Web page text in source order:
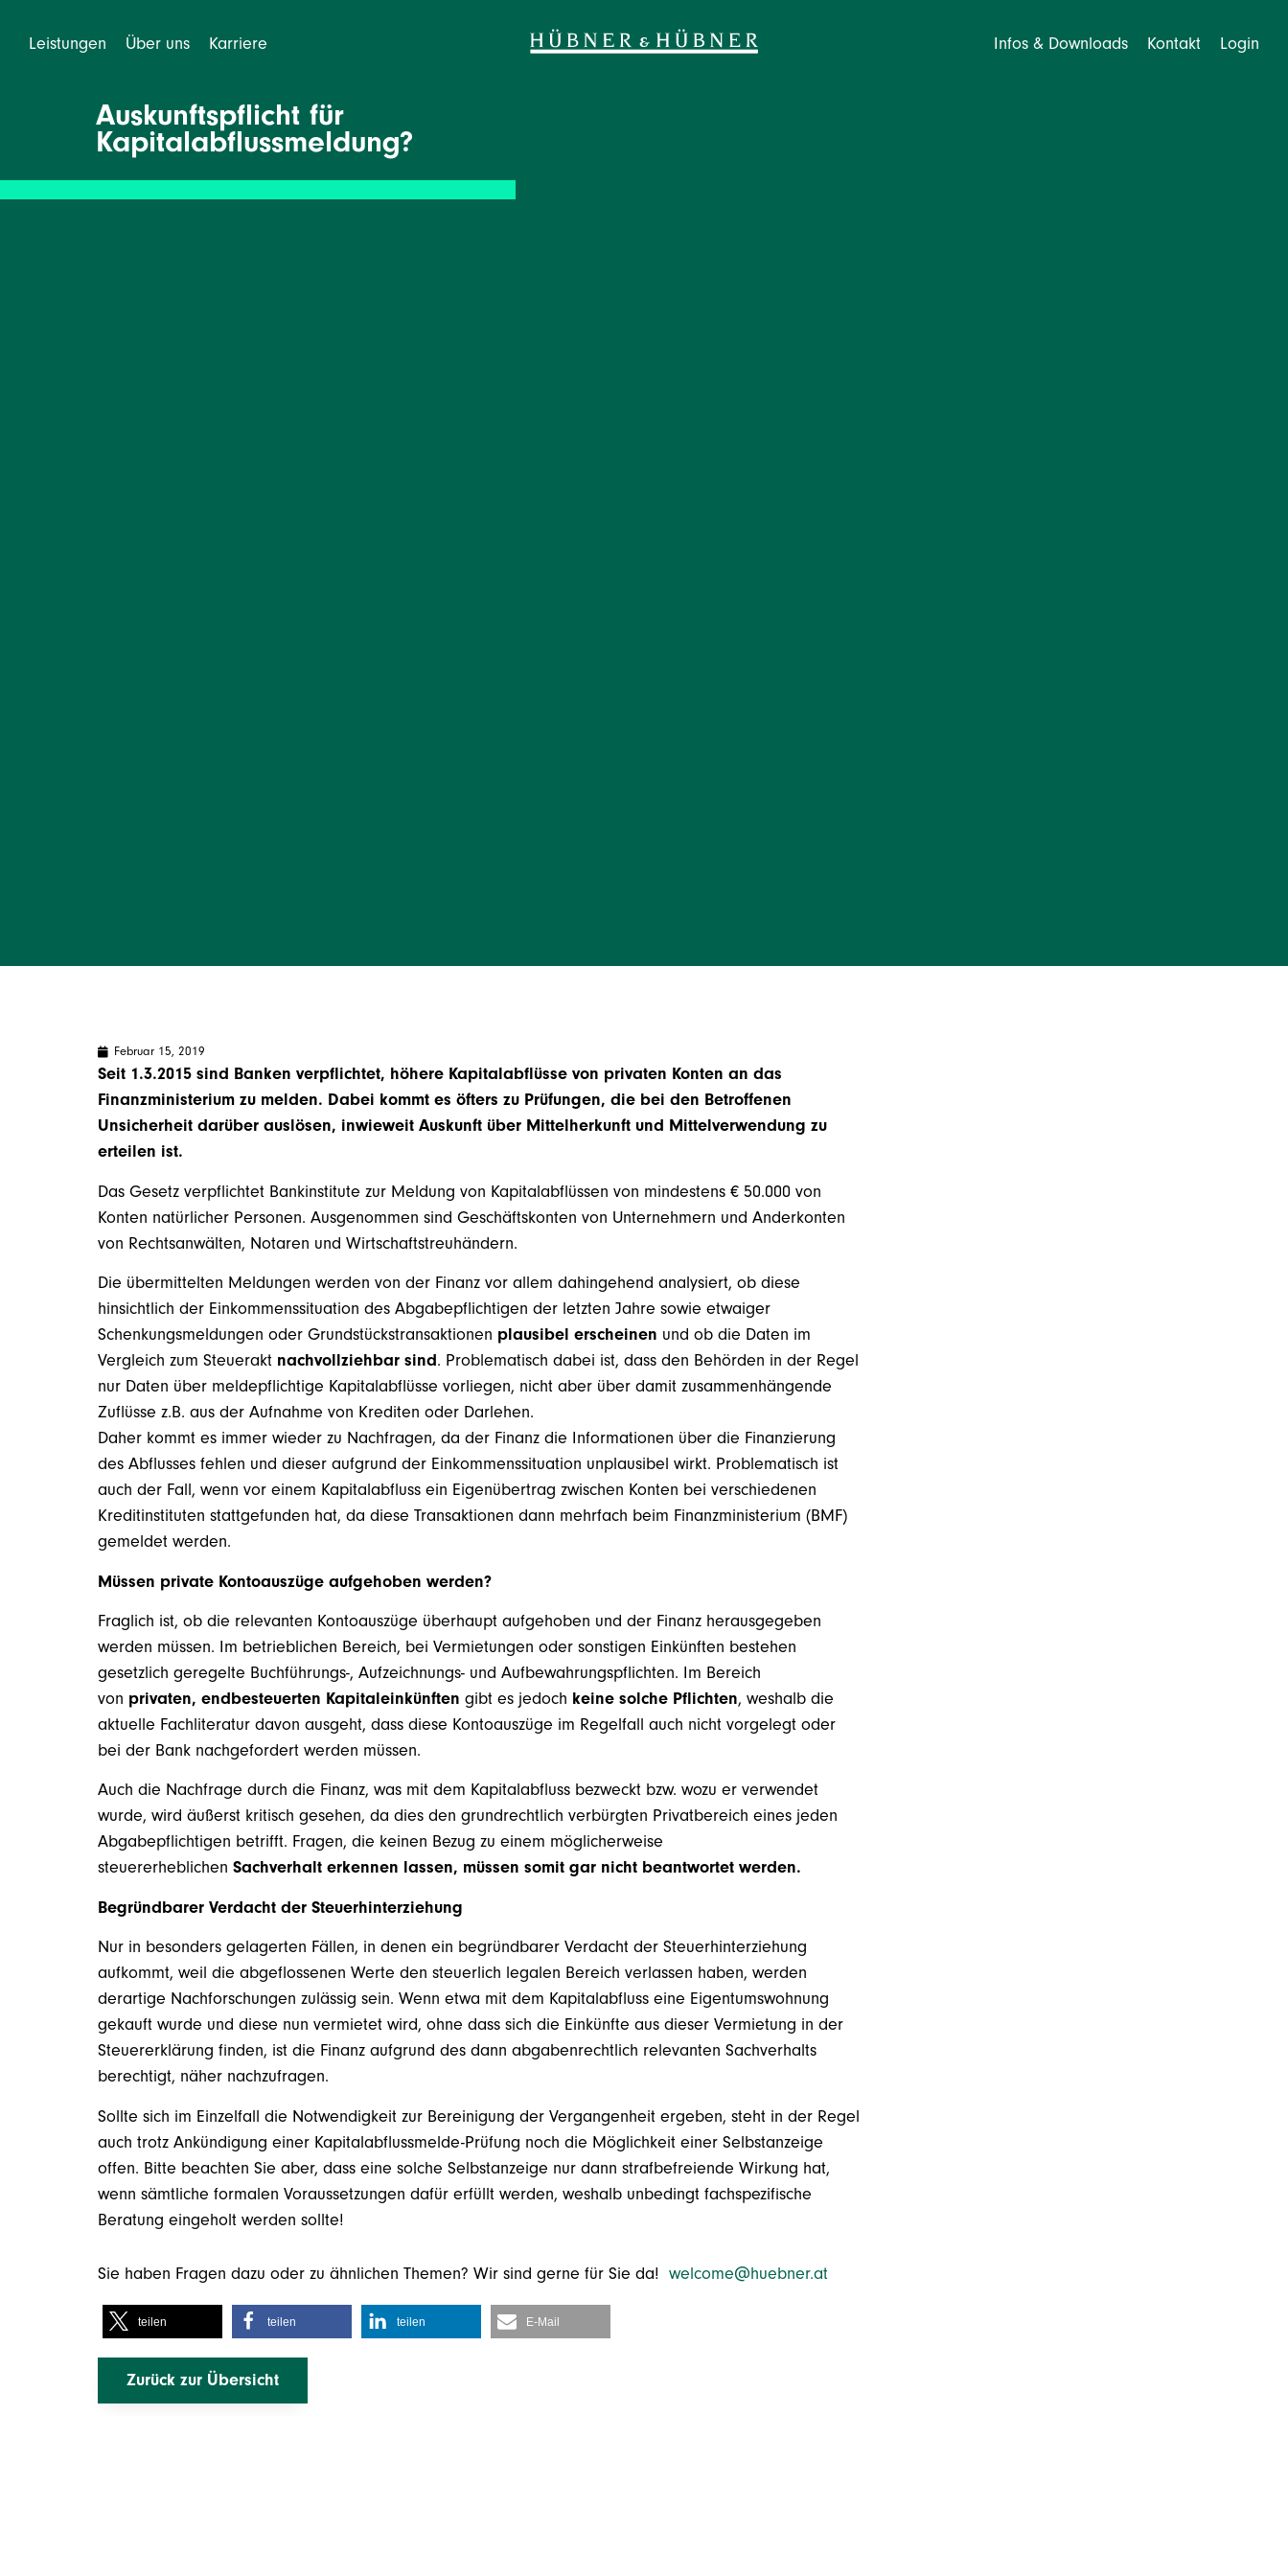
Leistungen Über uns Karriere Infos & Downloads Kontakt Login
Auskunftspflicht für
Kapitalabflussmeldung?
Februar 15, 2019
Seit 1.3.2015 sind Banken verpflichtet, höhere Kapitalabflüsse von privaten Konten an das
Finanzministerium zu melden. Dabei kommt es öfters zu Prüfungen, die bei den Betroffenen
Unsicherheit darüber auslösen, inwieweit Auskunft über Mittelherkunft und Mittelverwendung zu
erteilen ist.
Das Gesetz verpflichtet Bankinstitute zur Meldung von Kapitalabflüssen von mindestens € 50.000 von
Konten natürlicher Personen. Ausgenommen sind Geschäftskonten von Unternehmern und Anderkonten
von Rechtsanwälten, Notaren und Wirtschaftstreuhändern.
Die übermittelten Meldungen werden von der Finanz vor allem dahingehend analysiert, ob diese
hinsichtlich der Einkommenssituation des Abgabepflichtigen der letzten Jahre sowie etwaiger
Schenkungsmeldungen oder Grundstückstransaktionen plausibel erscheinen und ob die Daten im
Vergleich zum Steuerakt nachvollziehbar sind. Problematisch dabei ist, dass den Behörden in der Regel
nur Daten über meldepflichtige Kapitalabflüsse vorliegen, nicht aber über damit zusammenhängende
Zuflüsse z.B. aus der Aufnahme von Krediten oder Darlehen.
Daher kommt es immer wieder zu Nachfragen, da der Finanz die Informationen über die Finanzierung
des Abflusses fehlen und dieser aufgrund der Einkommenssituation unplausibel wirkt. Problematisch ist
auch der Fall, wenn vor einem Kapitalabfluss ein Eigenübertrag zwischen Konten bei verschiedenen
Kreditinstituten stattgefunden hat, da diese Transaktionen dann mehrfach beim Finanzministerium (BMF)
gemeldet werden.
Müssen private Kontoauszüge aufgehoben werden?
Fraglich ist, ob die relevanten Kontoauszüge überhaupt aufgehoben und der Finanz herausgegeben
werden müssen. Im betrieblichen Bereich, bei Vermietungen oder sonstigen Einkünften bestehen
gesetzlich geregelte Buchführungs-, Aufzeichnungs- und Aufbewahrungspflichten. Im Bereich
von privaten, endbesteuerten Kapitaleinkünften gibt es jedoch keine solche Pflichten, weshalb die
aktuelle Fachliteratur davon ausgeht, dass diese Kontoauszüge im Regelfall auch nicht vorgelegt oder
bei der Bank nachgefordert werden müssen.
Auch die Nachfrage durch die Finanz, was mit dem Kapitalabfluss bezweckt bzw. wozu er verwendet
wurde, wird äußerst kritisch gesehen, da dies den grundrechtlich verbürgten Privatbereich eines jeden
Abgabepflichtigen betrifft. Fragen, die keinen Bezug zu einem möglicherweise
steuererheblichen Sachverhalt erkennen lassen, müssen somit gar nicht beantwortet werden.
Begründbarer Verdacht der Steuerhinterziehung
Nur in besonders gelagerten Fällen, in denen ein begründbarer Verdacht der Steuerhinterziehung
aufkommt, weil die abgeflossenen Werte den steuerlich legalen Bereich verlassen haben, werden
derartige Nachforschungen zulässig sein. Wenn etwa mit dem Kapitalabfluss eine Eigentumswohnung
gekauft wurde und diese nun vermietet wird, ohne dass sich die Einkünfte aus dieser Vermietung in der
Steuererklärung finden, ist die Finanz aufgrund des dann abgabenrechtlich relevanten Sachverhalts
berechtigt, näher nachzufragen.
Sollte sich im Einzelfall die Notwendigkeit zur Bereinigung der Vergangenheit ergeben, steht in der Regel
auch trotz Ankündigung einer Kapitalabflussmelde-Prüfung noch die Möglichkeit einer Selbstanzeige
offen. Bitte beachten Sie aber, dass eine solche Selbstanzeige nur dann strafbefreiende Wirkung hat,
wenn sämtliche formalen Voraussetzungen dafür erfüllt werden, weshalb unbedingt fachspezifische
Beratung eingeholt werden sollte!
Sie haben Fragen dazu oder zu ähnlichen Themen? Wir sind gerne für Sie da! welcome@huebner.at
teilen teilen teilen E-Mail
Zurück zur Übersicht